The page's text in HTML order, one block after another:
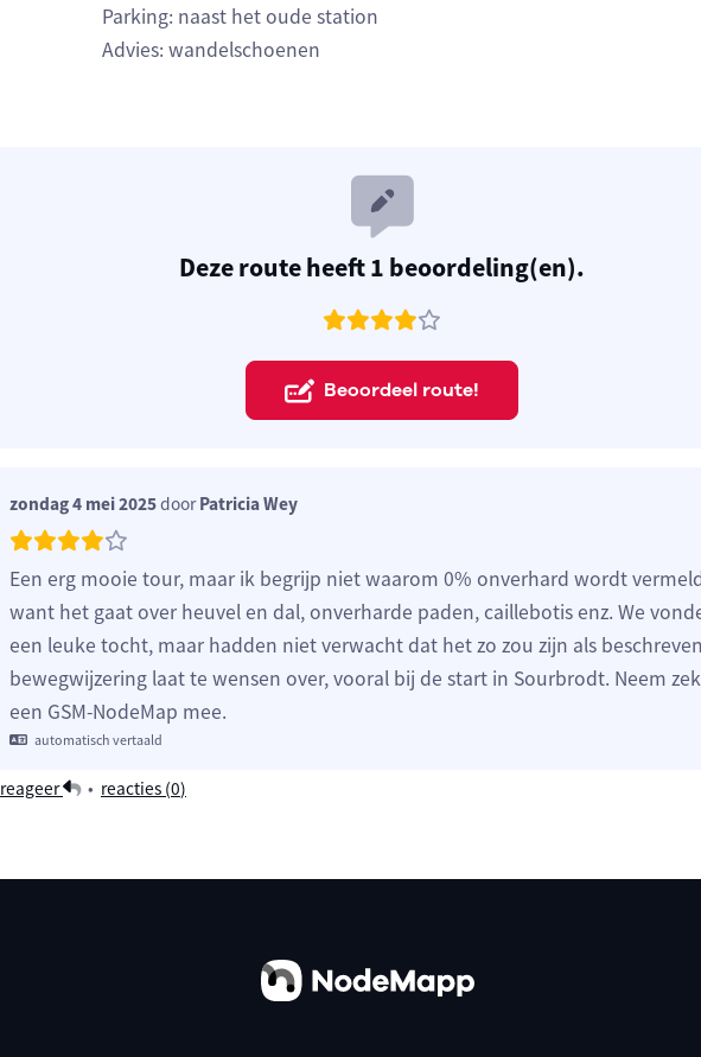
Parking: naast het oude station
Advies: wandelschoenen
Deze route heeft 1 beoordeling(en).
Beoordeel route!
zondag 4 mei 2025doorPatricia Wey
Een erg mooie tour, maar ik begrijp niet waarom 0% onverhard wordt
want het gaat over heuvel en dal, onverharde paden, caillebotis enz. We
een leuke tocht, maar hadden niet verwacht dat het zo zou zijn als
bewegwijzering laat te wensen over, vooral bij de start in Sourbrodt. Neem
een GSM-NodeMap mee.
automatisch vertaald
reageer • reacties (0)